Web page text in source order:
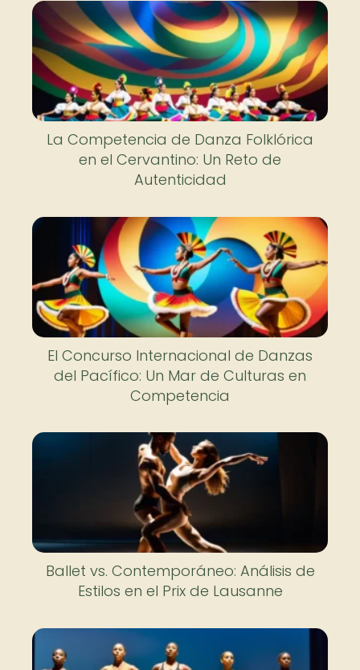
La Competencia de Danza Folklórica
en el Cervantino: Un Reto de
Autenticidad
El Concurso Internacional de Danzas
del Pacífico: Un Mar de Culturas en
Competencia
Ballet vs. Contemporáneo: Análisis de
Estilos en el Prix de Lausanne